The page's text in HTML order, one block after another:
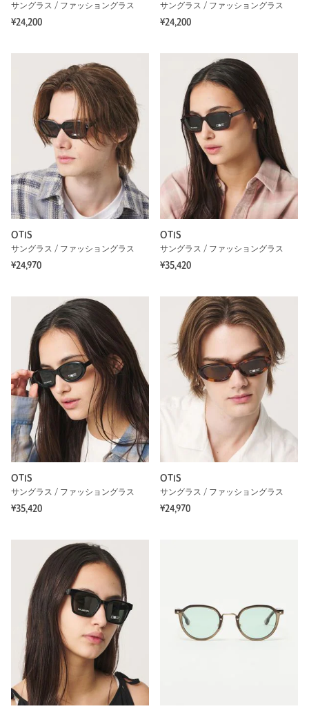
サングラス / ファッショングラス
¥24,200
サングラス / ファッショングラス
¥24,200
OTIS
サングラス / ファッショングラス
¥24,970
OTIS
サングラス / ファッショングラス
¥35,420
OTIS
サングラス / ファッショングラス
¥35,420
OTIS
サングラス / ファッショングラス
¥24,970